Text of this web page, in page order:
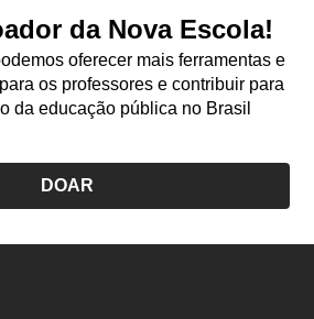
da Nova Escola!
oferecer mais ferramentas e
os professores e contribuir para
da educação pública no Brasil
DOAR